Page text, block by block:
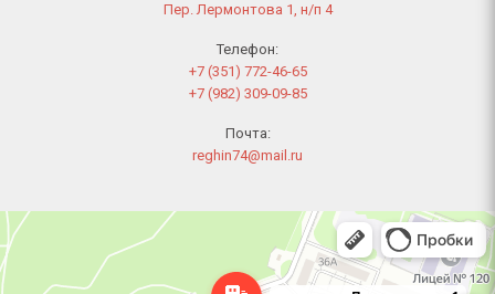
Пер. Лермонтова 1, н/п 4
Телефон:
+7 (351) 772-46-65
+7 (982) 309-09-85
Почта:
reghin74@mail.ru
Челябинск
Переулок Лермонтова, 1 — Яндекс Карты